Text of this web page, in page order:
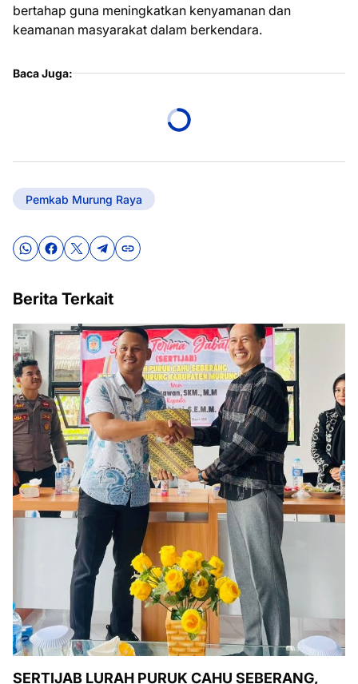
bertahap guna meningkatkan kenyamanan dan
keamanan masyarakat dalam berkendara.
Baca Juga:
Pemkab Murung Raya
Berita Terkait
SERTIJAB LURAH PURUK CAHU SEBERANG,